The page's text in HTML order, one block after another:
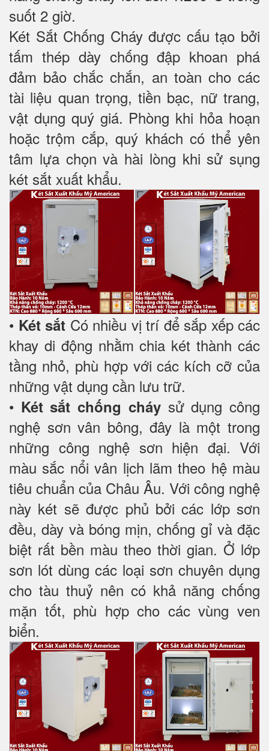
suốt 2 giờ.
Két Sắt Chống Cháy được cấu tạo bởi
tấm thép dày chống đập khoan phá
đảm bảo chắc chắn, an toàn cho các
tài liệu quan trọng, tiền bạc, nữ trang,
vật dụng quý giá. Phòng khi hỏa hoạn
hoặc trộm cắp, quý khách có thể yên
tâm lựa chọn và hài lòng khi sử sụng
két sắt xuất khẩu.
• Két sắt Có nhiều vị trí để sắp xếp các
khay di động nhằm chia két thành các
tầng nhỏ, phù hợp với các kích cỡ của
những vật dụng cần lưu trữ.
• Két sắt chống cháysử dụng công
nghệ sơn vân bông, đây là một trong
những công nghệ sơn hiện đại. Với
màu sắc nổi vân lịch lãm theo hệ màu
tiêu chuẩn của Châu Âu. Với công nghệ
này két sẽ được phủ bởi các lớp sơn
đều, dày và bóng mịn, chống gỉ và đặc
biệt rất bền màu theo thời gian. Ở lớp
sơn lót dùng các loại sơn chuyên dụng
cho tàu thuỷ nên có khả năng chống
mặn tốt, phù hợp cho các vùng ven
biển.